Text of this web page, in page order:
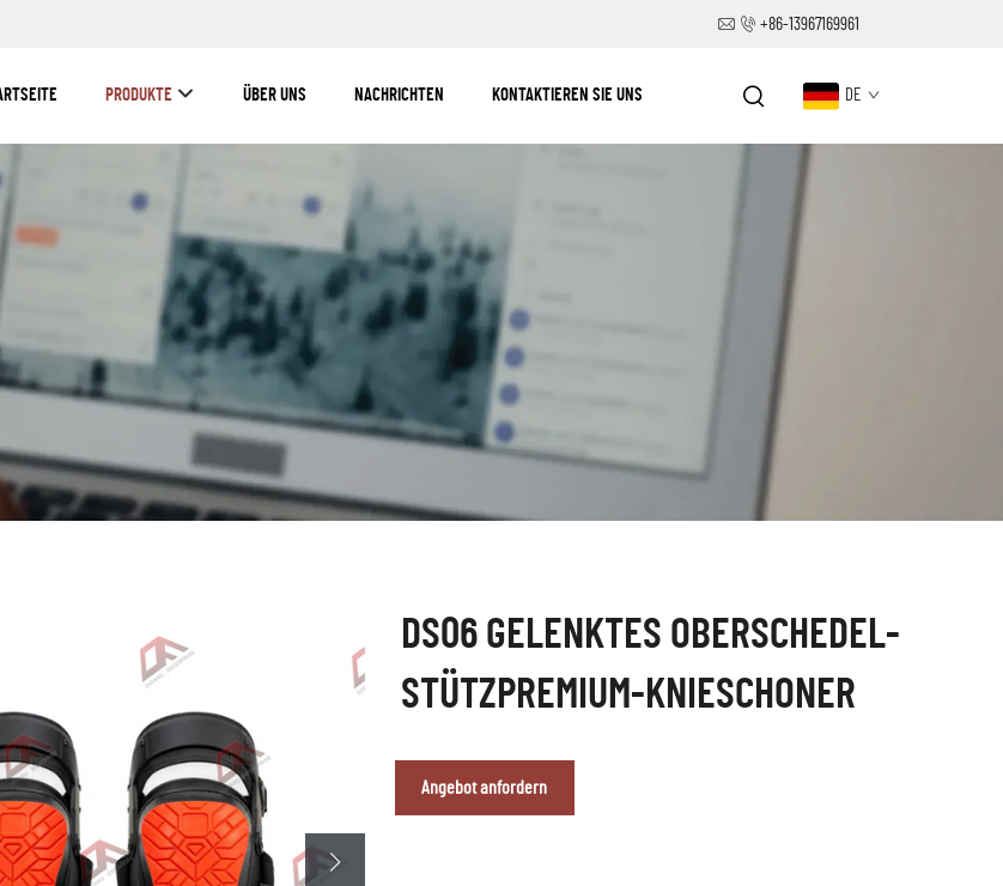
+86-13967169961
PRODUKTE ÜBER UNS NACHRICHTEN KONTAKTIEREN SIE UNS DE
DS06 GELENKTES OBERSCHEDEL-
STÜTZPREMIUM-KNIESCHONER
Angebot anfordern